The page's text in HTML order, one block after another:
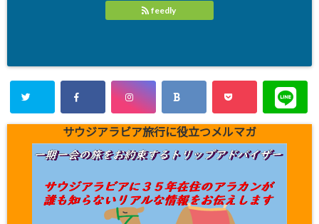
feedly
サウジアラビア旅行に役立つメルマガ